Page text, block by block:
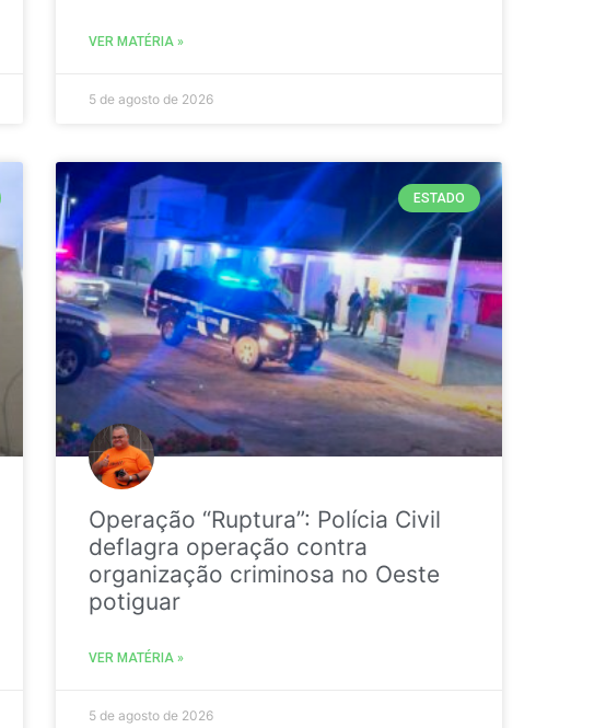
VER MATÉRIA »
5 de agosto de 2026
ESTADO
Operação “Ruptura”: Polícia Civil
deflagra operação contra
organização criminosa no Oeste
potiguar
VER MATÉRIA »
5 de agosto de 2026